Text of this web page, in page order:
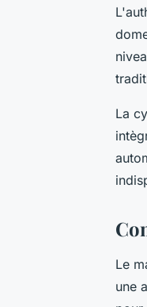
La
Le
une